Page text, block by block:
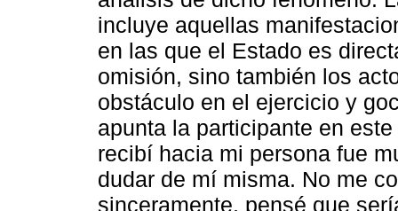
incluye aquellas
en las que el Estado es
omisión, sino también los
obstáculo en el ejercicio y
apunta la participante en
recibí hacia mi persona fue
dudar de mí misma. No me
sinceramente, pensé que